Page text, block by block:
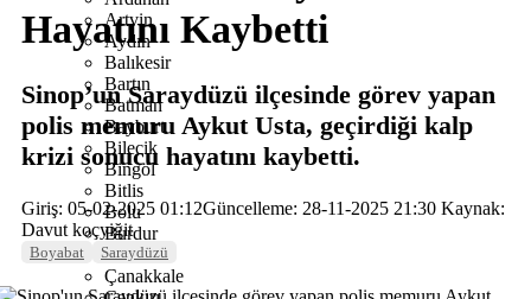
Artvin
Aydın
Balıkesir
Bartın
Batman
Bayburt
Bilecik
Bingöl
Bitlis
Bolu
Burdur
Bursa
Çanakkale
Hayatını Kaybetti
Sinop’un Saraydüzü ilçesinde görev yapan
polis memuru Aykut Usta, geçirdiği kalp
krizi sonucu hayatını kaybetti.
Giriş: 05-02-2025 01:12Güncelleme: 28-11-2025 21:30 Kaynak:
Davut koçyiğit
Boyabat Saraydüzü